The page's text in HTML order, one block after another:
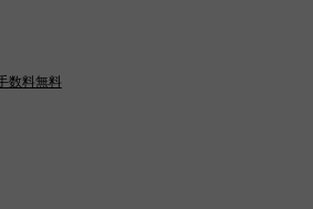
数料無料